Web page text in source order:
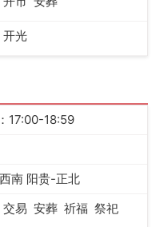
开光
17:00-18:59
南 阳贵-正北
交易 安葬 祈福 祭祀